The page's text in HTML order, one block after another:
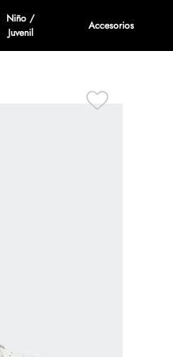
Niño /
Juvenil
Accesorios